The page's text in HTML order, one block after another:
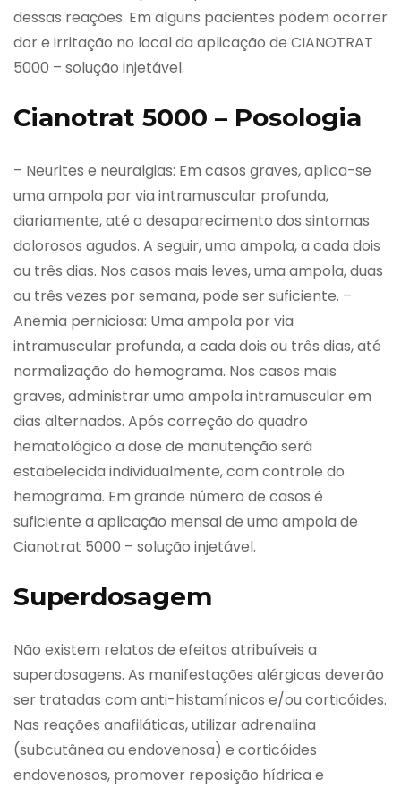
dessas reações. Em alguns pacientes podem ocorrer
dor e irritação no local da aplicação de CIANOTRAT
5000 – solução injetável.
Cianotrat 5000 – Posologia
– Neurites e neuralgias: Em casos graves, aplica-se
uma ampola por via intramuscular profunda,
diariamente, até o desaparecimento dos sintomas
dolorosos agudos. A seguir, uma ampola, a cada dois
ou três dias. Nos casos mais leves, uma ampola, duas
ou três vezes por semana, pode ser suficiente. –
Anemia perniciosa: Uma ampola por via
intramuscular profunda, a cada dois ou três dias, até
normalização do hemograma. Nos casos mais
graves, administrar uma ampola intramuscular em
dias alternados. Após correção do quadro
hematológico a dose de manutenção será
estabelecida individualmente, com controle do
hemograma. Em grande número de casos é
suficiente a aplicação mensal de uma ampola de
Cianotrat 5000 – solução injetável.
Superdosagem
Não existem relatos de efeitos atribuíveis a
superdosagens. As manifestações alérgicas deverão
ser tratadas com anti-histamínicos e/ou corticóides.
Nas reações anafiláticas, utilizar adrenalina
(subcutânea ou endovenosa) e corticóides
endovenosos, promover reposição hídrica e